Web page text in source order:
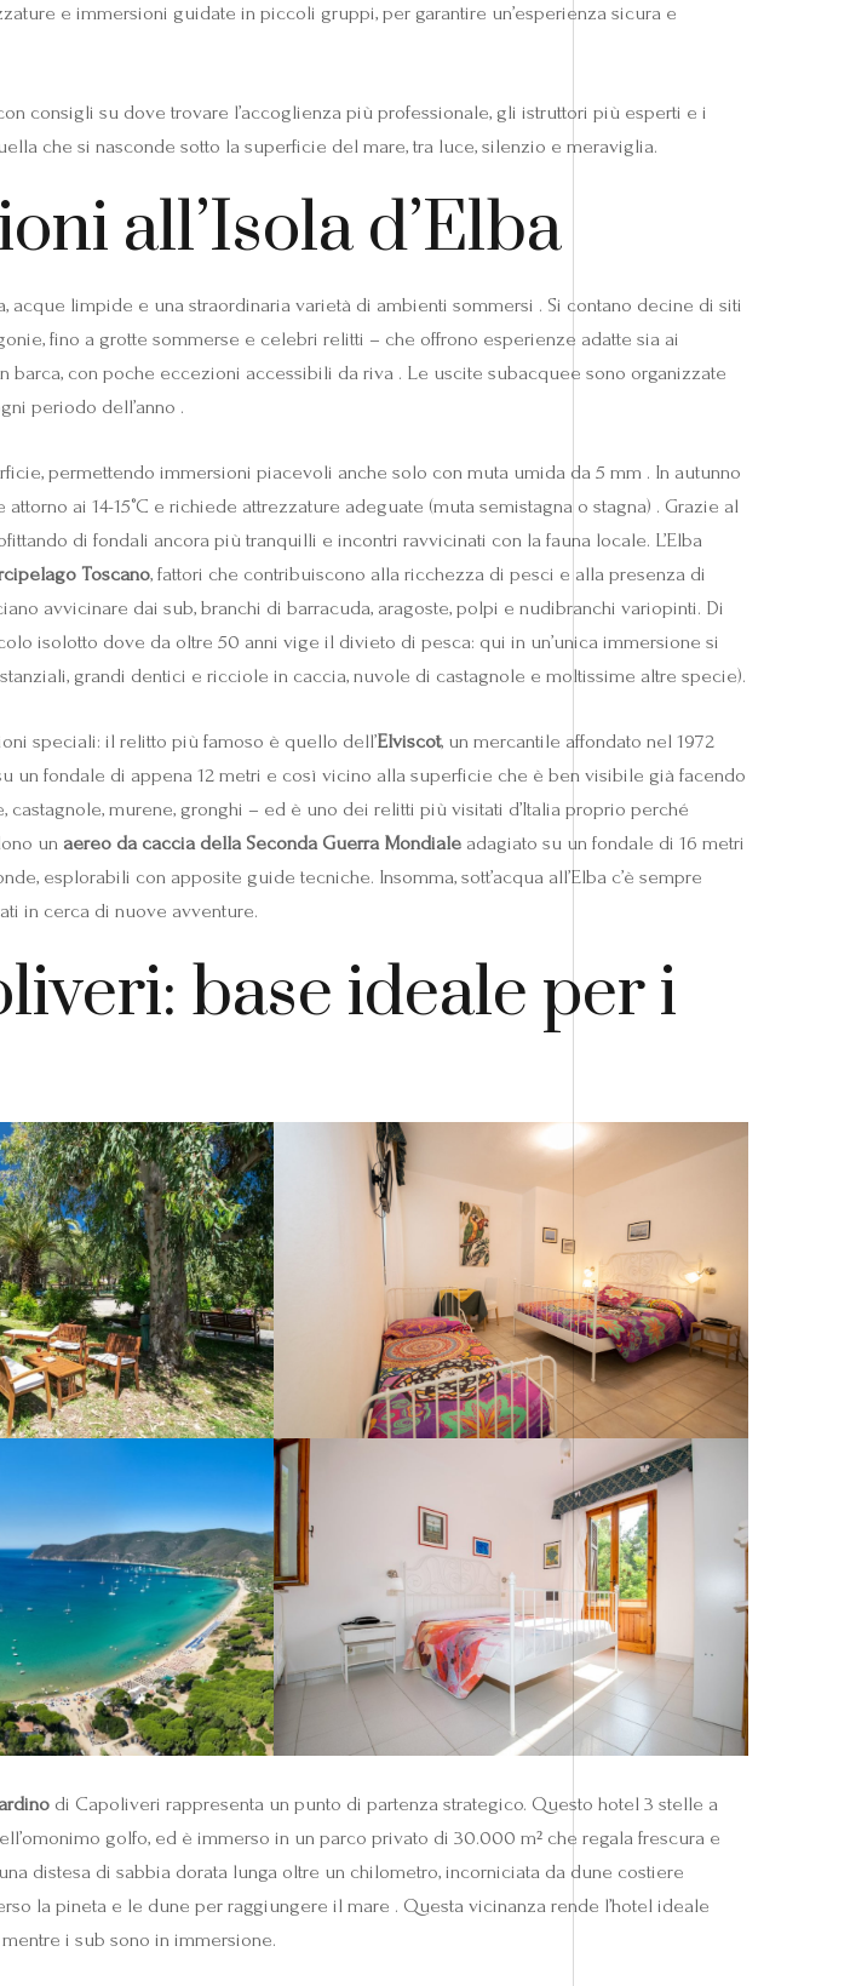
e immersioni guidate in piccoli gruppi, per garantire un’esperienza sicura e
consigli su dove trovare l’accoglienza più professionale, gli istruttori più esperti e i
che si nasconde sotto la superficie del mare, tra luce, silenzio e meraviglia.
all’Isola d’Elba
acque limpide e una straordinaria varietà di ambienti sommersi . Si contano decine di siti
fino a grotte sommerse e celebri relitti – che offrono esperienze adatte sia ai
con poche eccezioni accessibili da riva . Le uscite subacquee sono organizzate
periodo dell’anno .
permettendo immersioni piacevoli anche solo con muta umida da 5 mm . In autunno
ai 14-15°C e richiede attrezzature adeguate (muta semistagna o stagna) . Grazie al
di fondali ancora più tranquilli e incontri ravvicinati con la fauna locale. L’Elba
Toscano, fattori che contribuiscono alla ricchezza di pesci e alla presenza di
avvicinare dai sub, branchi di barracuda, aragoste, polpi e nudibranchi variopinti. Di
isolotto dove da oltre 50 anni vige il divieto di pesca: qui in un’unica immersione si
grandi dentici e ricciole in caccia, nuvole di castagnole e moltissime altre specie).
speciali: il relitto più famoso è quello dell’Elviscot, un mercantile affondato nel 1972
un fondale di appena 12 metri e così vicino alla superficie che è ben visibile già facendo
murene, gronghi – ed è uno dei relitti più visitati d’Italia proprio perché
un aereo da caccia della Seconda Guerra Mondiale adagiato su un fondale di 16 metri
esplorabili con apposite guide tecniche. Insomma, sott’acqua all’Elba c’è sempre
in cerca di nuove avventure.
base ideale per i
di Capoliveri rappresenta un punto di partenza strategico. Questo hotel 3 stelle a
golfo, ed è immerso in un parco privato di 30.000 m² che regala frescura e
distesa di sabbia dorata lunga oltre un chilometro, incorniciata da dune costiere
la pineta e le dune per raggiungere il mare . Questa vicinanza rende l’hotel ideale
i sub sono in immersione.